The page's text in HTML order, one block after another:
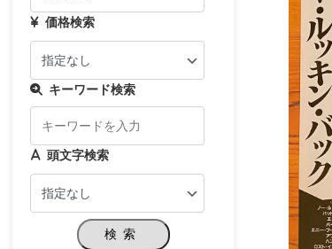
価格検索
キーワード検索
頭文字検索
検索